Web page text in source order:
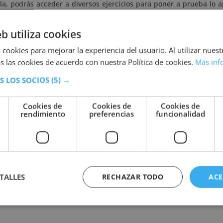
podrás acceder a diversos ejercicios para poner a prueba lo
y gestión de laboratorios
constante, lo que genera una mayor demanda de
las habilidades de esta área no solo te abrirá las
de los pacientes.
habilidades de gestión empresarial y acceder a
nuestra escuela te permitirá compaginar tu formación
más necesitas?
ejercer sus funciones en los siguientes puestos o áreas
utiliza cookies
cookies para mejorar la experiencia del usuario. Al utilizar
las cookies de acuerdo con nuestra Política de cookies. Más
LOS SOCIOS (5) →
Cookies de
rendimiento
Cookies de
preferencias
Cookies de
funcionalidad
RECHAZAR TODO